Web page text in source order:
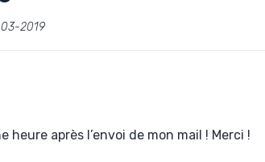
2019
heure après l’envoi de mon mail ! Merci !